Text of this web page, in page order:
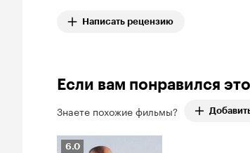
Написать рецензию
Если вам понравился
Знаете похожие фильмы?
Рейтинг
6.0